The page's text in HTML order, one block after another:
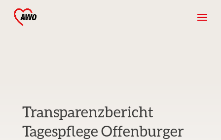
Transparenzbericht
Tagespflege Offenburger